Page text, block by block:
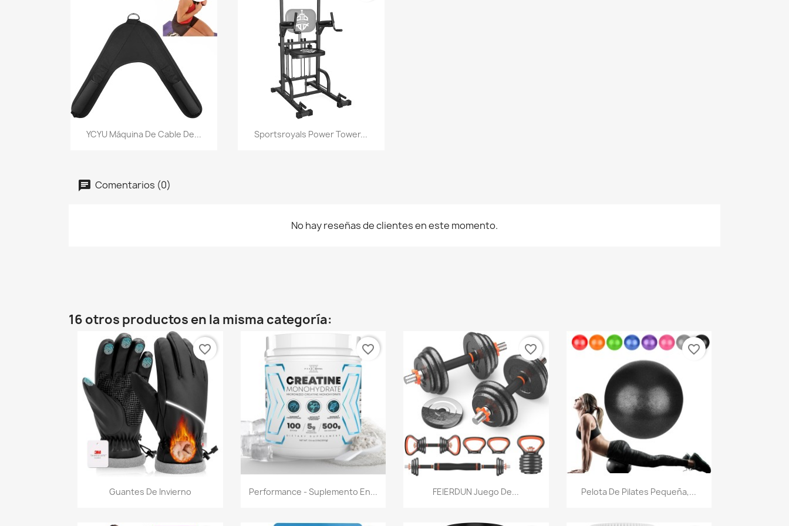
Vista rápida
YCYU Máquina De Cable De... Vista rápida
Sportsroyals Power Tower...
Comentarios (0)
No hay reseñas de clientes en este momento.
16 otros productos en la misma categoría:
Vista rápida
Guantes De Invierno
favorite_border
Vista rápida
Performance - Suplemento En...
favorite_border
Vista rápida
FEIERDUN Juego De...
favorite_border
Vista rápida
Pelota De Pilates Pequeña,...
favorite_border